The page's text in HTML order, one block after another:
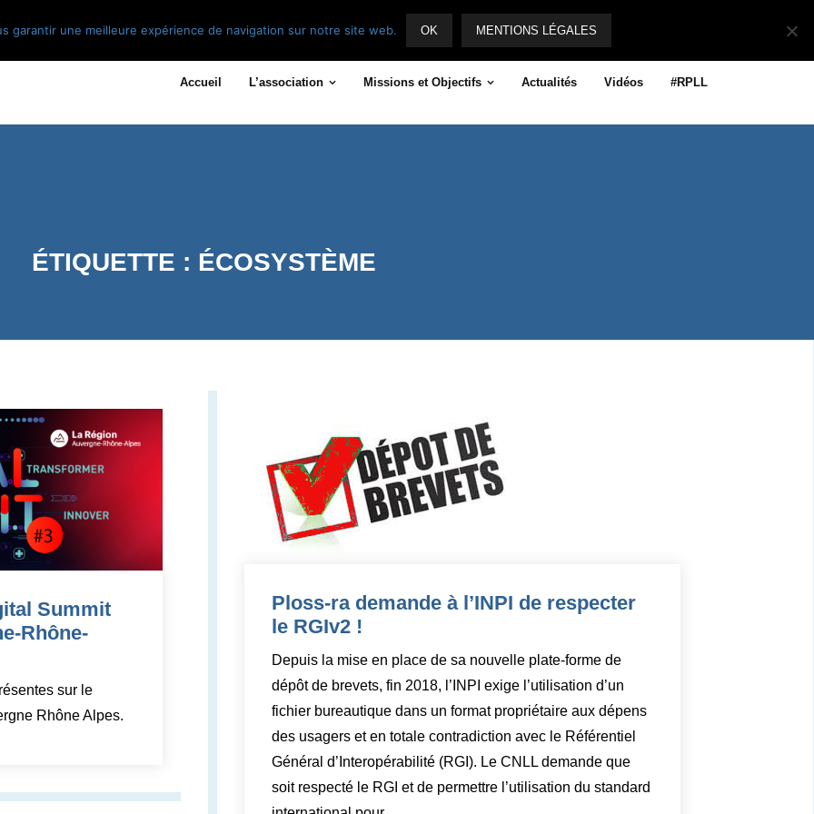
Suivez-nous
Accueil L’association Missions et Objectifs Actualités Vidéos #RPLL
ÉTIQUETTE : ÉCOSYSTÈME
Summit
Rhône-
sur le
Rhône Alpes.
Ploss-ra demande à l’INPI de respecter
le RGIv2 !
Depuis la mise en place de sa nouvelle plate-forme de
dépôt de brevets, fin 2018, l’INPI exige l’utilisation d’un
fichier bureautique dans un format propriétaire aux dépens
des usagers et en totale contradiction avec le Référentiel
Général d’Interopérabilité (RGI). Le CNLL demande que
soit respecté le RGI et de permettre l’utilisation du standard
garantir une meilleure expérience de navigation sur notre site web. OK MENTIONS LÉGALES